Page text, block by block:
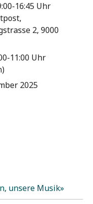
16:45 Uhr
2, 9000
11:00 Uhr
2025
unsere Musik»